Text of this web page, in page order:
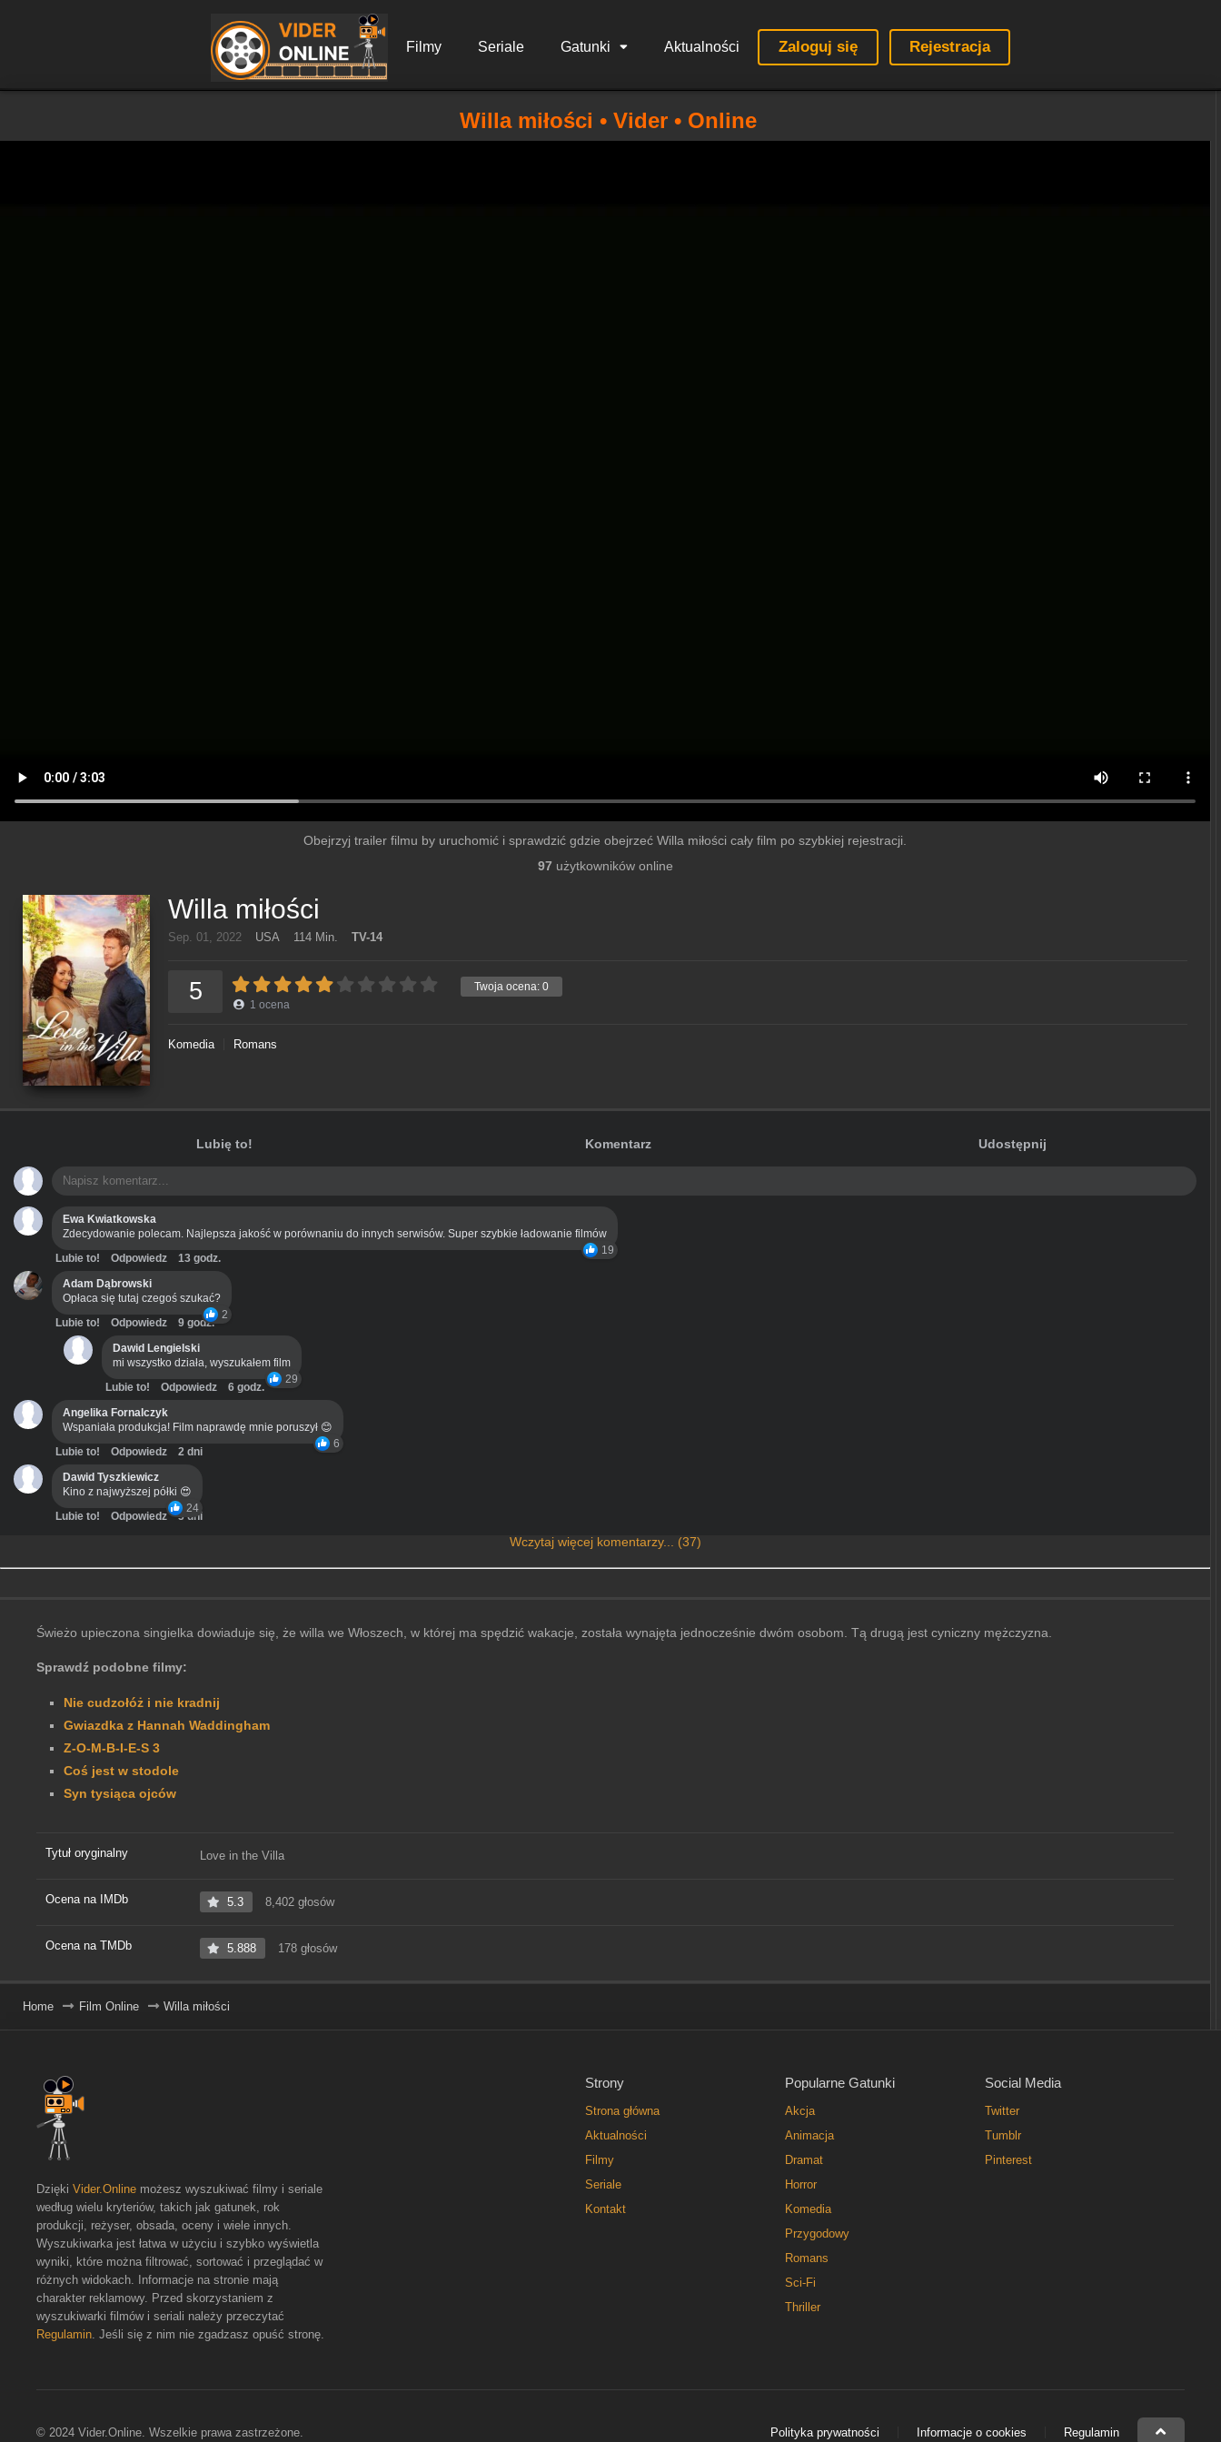
Filmy Seriale Gatunki Aktualności Zaloguj się Rejestracja
Willa miłości • Vider • Online
Obejrzyj trailer filmu by uruchomić i sprawdzić gdzie obejrzeć Willa miłości cały film po szybkiej rejestracji.
97 użytkowników online
Willa miłości
Sep. 01, 2022 USA 114 Min. TV-14
Twoja ocena: 0
5 1 ocena
Komedia Romans
Lubię to! Komentarz Udostępnij
Ewa Kwiatkowska
Zdecydowanie polecam. Najlepsza jakość w porównaniu do innych serwisów. Super szybkie ładowanie filmów
19
Lubie to! Odpowiedz
13 godz.
Adam Dąbrowski
Opłaca się tutaj czegoś szukać?
2
Lubie to! Odpowiedz
9 godz.
Dawid Lengielski
mi wszystko działa, wyszukałem film
29
Lubie to! Odpowiedz
6 godz.
Angelika Fornalczyk
Wspaniała produkcja! Film naprawdę mnie poruszył 😊
6
Lubie to! Odpowiedz
2 dni
Dawid Tyszkiewicz
Kino z najwyższej półki 😍
24
Lubie to! Odpowiedz 3 dni
Wczytaj więcej komentarzy... (37)
Świeżo upieczona singielka dowiaduje się, że willa we Włoszech, w której ma spędzić wakacje, została wynajęta jednocześnie dwóm osobom. Tą drugą jest cyniczny mężczyzna.
Sprawdź podobne filmy:
Nie cudzołóż i nie kradnij
Gwiazdka z Hannah Waddingham
Z-O-M-B-I-E-S 3
Coś jest w stodole
Syn tysiąca ojców
Tytuł oryginalny Love in the Villa
Ocena na IMDb 5.3 8,402 głosów
Ocena na TMDb 5.888 178 głosów
Home Film Online Willa miłości
Strony
Strona główna
Aktualności
Filmy
Seriale
Kontakt
Popularne Gatunki
Akcja
Animacja
Dramat
Horror
Komedia
Przygodowy
Romans
Sci-Fi
Thriller
Social Media
Twitter
Tumblr
Pinterest
Dzięki Vider.Online możesz wyszukiwać filmy i seriale
według wielu kryteriów, takich jak gatunek, rok
produkcji, reżyser, obsada, oceny i wiele innych.
Wyszukiwarka jest łatwa w użyciu i szybko wyświetla
wyniki, które można filtrować, sortować i przeglądać w
różnych widokach. Informacje na stronie mają
charakter reklamowy. Przed skorzystaniem z
wyszukiwarki filmów i seriali należy przeczytać
Regulamin. Jeśli się z nim nie zgadzasz opuść stronę.
© 2024 Vider.Online. Wszelkie prawa zastrzeżone. Polityka prywatności Informacje o cookies Regulamin